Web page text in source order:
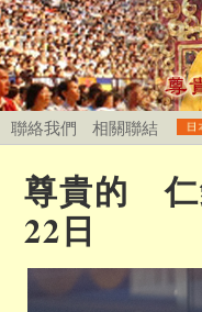
聯絡我們 相關聯結
尊貴的 仁
22日